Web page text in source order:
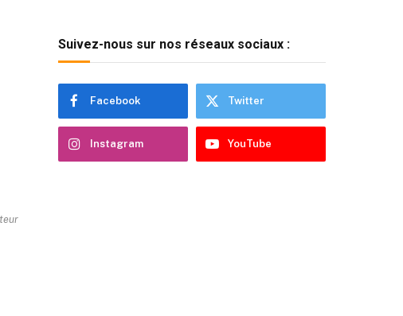
Suivez-nous sur nos réseaux sociaux :
Facebook Twitter
Instagram YouTube